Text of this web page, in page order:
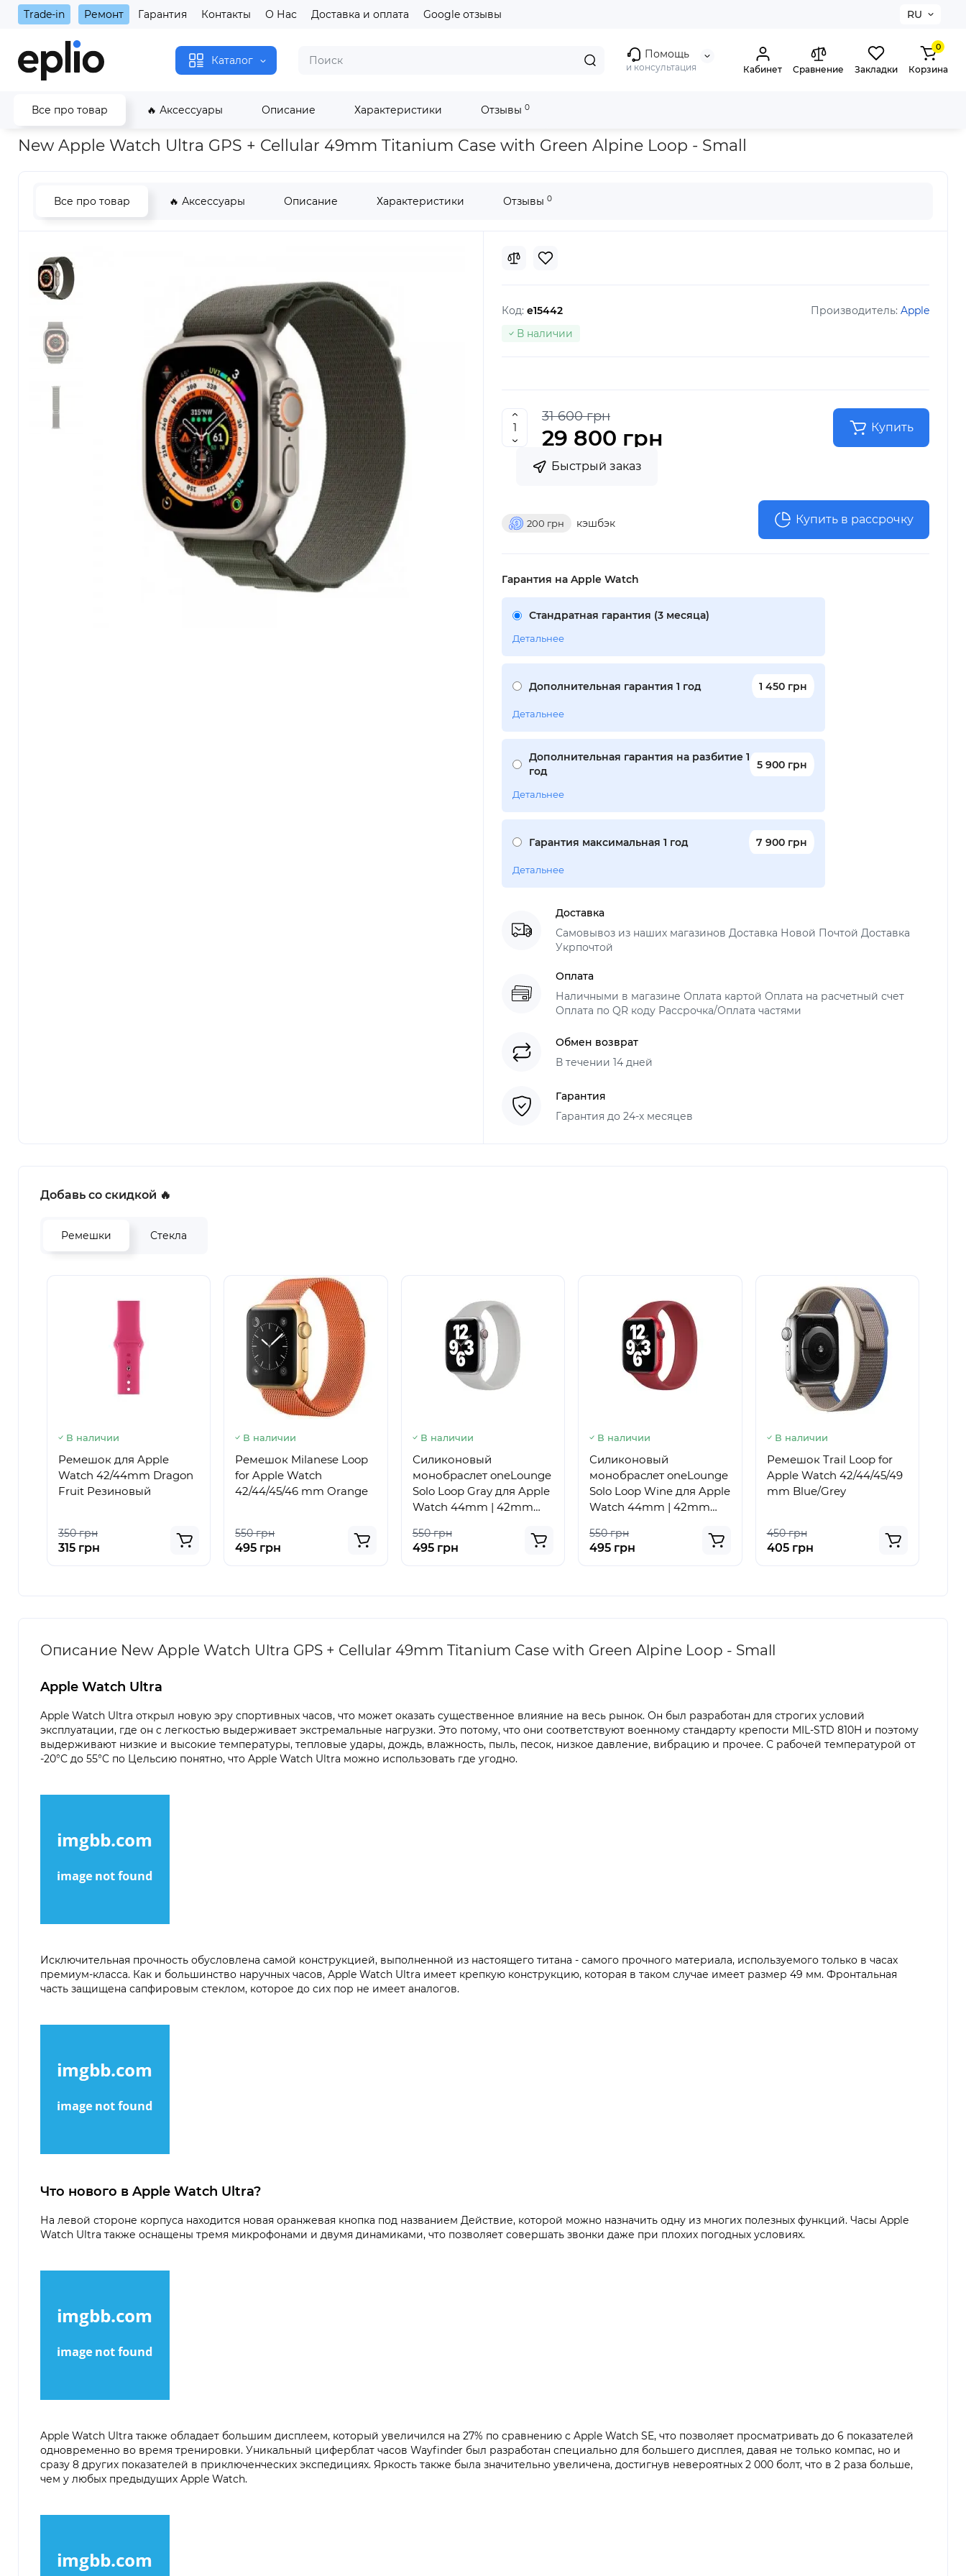
Trade-in Ремонт Гарантия Контакты О Нас Доставка и оплата Google отзывы RU
Каталог Помощь
и консультация Кабинет Сравнение Закладки
0
Корзина
Все про товар 🔥 Аксессуары Описание Характеристики Отзывы 0
Главная New Apple Watch Ultra GPS + Cellular 49mm Titanium Case with Green Alpine Loop - Small
New Apple Watch Ultra GPS + Cellular 49mm Titanium Case with Green Alpine Loop - Small
Все про товар 🔥 Аксессуары Описание Характеристики Отзывы 0
Код: e15442 Производитель: Apple
В наличии
31 600 грн
29 800 грн Купить
Быстрый заказ
200 грн кэшбэк Купить в рассрочку
Гарантия на Apple Watch
Стандратная гарантия (3 месяца)
Детальнее
Дополнительная гарантия 1 год 1 450 грн
Детальнее
Дополнительная гарантия на разбитие 1
год
5 900 грн
Детальнее
Гарантия максимальная 1 год 7 900 грн
Детальнее
Доставка
Самовывоз из наших магазинов Доставка Новой Почтой Доставка
Укрпочтой
Оплата
Наличными в магазине Оплата картой Оплата на расчетный счет
Оплата по QR коду Рассрочка/Оплата частями
Обмен возврат
В течении 14 дней
Гарантия
Гарантия до 24-х месяцев
Добавь со скидкой 🔥
Ремешки Стекла
В наличии
Ремешок для Apple
Watch 42/44mm Dragon
Fruit Резиновый
350 грн
315 грн
В наличии
Ремешок Milanese Loop
for Apple Watch
42/44/45/46 mm Orange
550 грн
495 грн
В наличии
Силиконовый
монобраслет oneLounge
Solo Loop Gray для Apple
Watch 44mm | 42mm
550 грн
495 грн
В наличии
Силиконовый
монобраслет oneLounge
Solo Loop Wine для Apple
Watch 44mm | 42mm
550 грн
495 грн
В наличии
Ремешок Trail Loop for
Apple Watch 42/44/45/49
mm Blue/Grey
450 грн
405 грн
Описание New Apple Watch Ultra GPS + Cellular 49mm Titanium Case with Green Alpine Loop - Small
Apple Watch Ultra
Apple Watch Ultra открыл новую эру спортивных часов, что может оказать существенное влияние на весь рынок. Он был разработан для строгих условий
эксплуатации, где он с легкостью выдерживает экстремальные нагрузки. Это потому, что они соответствуют военному стандарту крепости MIL-STD 810H и поэтому
выдерживают низкие и высокие температуры, тепловые удары, дождь, влажность, пыль, песок, низкое давление, вибрацию и прочее. С рабочей температурой от
-20°C до 55°C по Цельсию понятно, что Apple Watch Ultra можно использовать где угодно.
Исключительная прочность обусловлена самой конструкцией, выполненной из настоящего титана - самого прочного материала, используемого только в часах
премиум-класса. Как и большинство наручных часов, Apple Watch Ultra имеет крепкую конструкцию, которая в таком случае имеет размер 49 мм. Фронтальная
часть защищена сапфировым стеклом, которое до сих пор не имеет аналогов.
Что нового в Apple Watch Ultra?
На левой стороне корпуса находится новая оранжевая кнопка под названием Действие, которой можно назначить одну из многих полезных функций. Часы Apple
Watch Ultra также оснащены тремя микрофонами и двумя динамиками, что позволяет совершать звонки даже при плохих погодных условиях.
Apple Watch Ultra также обладает большим дисплеем, который увеличился на 27% по сравнению с Apple Watch SE, что позволяет просматривать до 6 показателей
одновременно во время тренировки. Уникальный циферблат часов Wayfinder был разработан специально для большего дисплея, давая не только компас, но и
сразу 8 других показателей в приключенческих экспедициях. Яркость также была значительно увеличена, достигнув невероятных 2 000 болт, что в 2 раза больше,
чем у любых предыдущих Apple Watch.